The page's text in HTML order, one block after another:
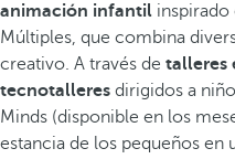
animación infantil inspirado
Múltiples, que combina
creativo. A través de talleres
tecnotalleres dirigidos a
Minds (disponible en los
estancia de los pequeños en